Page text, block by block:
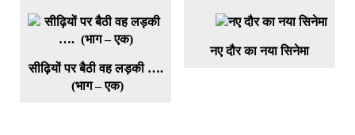
सीढ़ियों पर बैठी वह लड़की ….
(भाग – एक)
नए दौर का नया सिनेमा